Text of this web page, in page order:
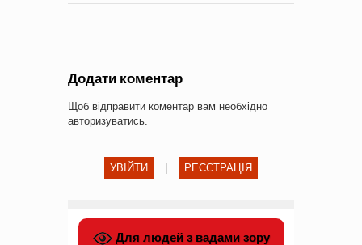
Додати коментар
Щоб відправити коментар вам необхідно
авторизуватись.
УВІЙТИ РЕЄСТРАЦІЯ
Для людей з вадами зору